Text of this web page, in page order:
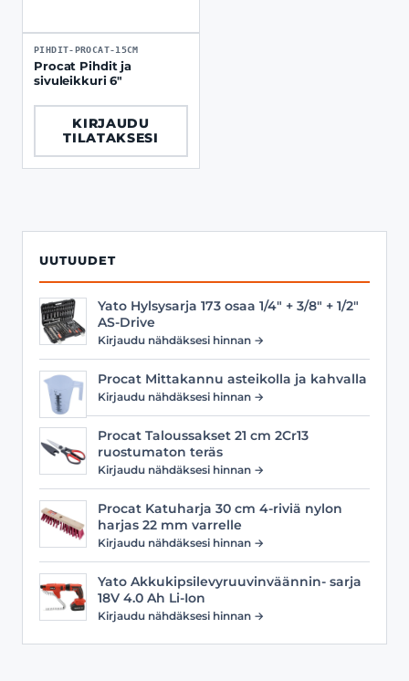
UUTUUDET
Yato Hylsysarja 173 osaa 1/4" + 3/8" + 1/2"
AS-Drive
Kirjaudu nähdäksesi hinnan →
Procat Mittakannu asteikolla ja kahvalla
Kirjaudu nähdäksesi hinnan →
Procat Taloussakset 21 cm 2Cr13
ruostumaton teräs
Kirjaudu nähdäksesi hinnan →
Procat Katuharja 30 cm 4-riviä nylon
harjas 22 mm varrelle
Kirjaudu nähdäksesi hinnan →
Yato Akkukipsilevyruuvinväännin- sarja
18V 4.0 Ah Li-Ion
Kirjaudu nähdäksesi hinnan →
PIHDIT-PROCAT-15CM
Procat Pihdit ja
sivuleikkuri 6"
KIRJAUDU
TILATAKSESI